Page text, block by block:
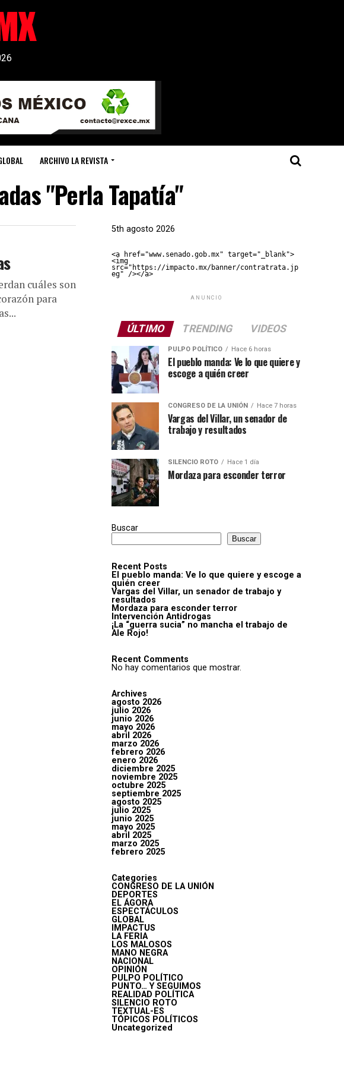
ARCHIVO LA REVISTA
"Perla Tapatía"
cuáles son
para
5th agosto 2026
<a href="www.senado.gob.mx" target="_blank">
<img
src="https://impacto.mx/banner/contratrata.jp
eg" /></a>
ANUNCIO
ÚLTIMO TRENDING VIDEOS
PULPO POLÍTICO Hace 6 horas
El pueblo manda: Ve lo que quiere y
escoge a quién creer
CONGRESO DE LA UNIÓN Hace 7 horas
Vargas del Villar, un senador de
trabajo y resultados
SILENCIO ROTO Hace 1 día
Mordaza para esconder terror
Buscar
Buscar
Recent Posts
El pueblo manda: Ve lo que quiere y escoge a
quién creer
Vargas del Villar, un senador de trabajo y
resultados
Mordaza para esconder terror
Intervención Antidrogas
¡La “guerra sucia” no mancha el trabajo de
Ale Rojo!
Recent Comments
No hay comentarios que mostrar.
Archives
agosto 2026
julio 2026
junio 2026
mayo 2026
abril 2026
marzo 2026
febrero 2026
enero 2026
diciembre 2025
noviembre 2025
octubre 2025
septiembre 2025
agosto 2025
julio 2025
junio 2025
mayo 2025
abril 2025
marzo 2025
febrero 2025
Categories
CONGRESO DE LA UNIÓN
DEPORTES
EL ÁGORA
ESPECTÁCULOS
GLOBAL
IMPACTUS
LA FERIA
LOS MALOSOS
MANO NEGRA
NACIONAL
OPINIÓN
PULPO POLÍTICO
PUNTO… Y SEGUIMOS
REALIDAD POLÍTICA
SILENCIO ROTO
TEXTUAL-ES
TÓPICOS POLÍTICOS
Uncategorized